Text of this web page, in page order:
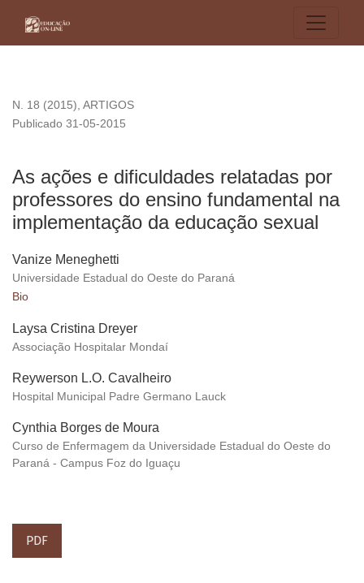
N. 18 (2015), ARTIGOS
As ações e dificuldades relatadas por
professores do ensino fundamental na
implementação da educação sexual
Publicado 31-05-2015
Vanize Meneghetti
Universidade Estadual do Oeste do Paraná
Bio
Laysa Cristina Dreyer
Associação Hospitalar Mondaí
Reywerson L.O. Cavalheiro
Hospital Municipal Padre Germano Lauck
Cynthia Borges de Moura
Curso de Enfermagem da Universidade Estadual do Oeste do
Paraná - Campus Foz do Iguaçu
PDF